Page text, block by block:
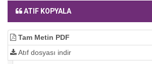
ATIF KOPYALA
Tam Metin PDF
Atıf dosyası indir